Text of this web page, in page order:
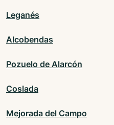
Leganés
Alcobendas
Pozuelo de Alarcón
Coslada
Mejorada del Campo